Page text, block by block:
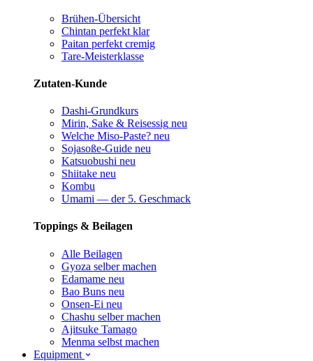
Brühen-Übersicht
Chintan perfekt klar
Paitan perfekt cremig
Tare-Meisterklasse
Zutaten-Kunde
Dashi-Grundkurs
Mirin, Sake & Reisessig neu
Welche Miso-Paste? neu
Sojasoße-Guide neu
Katsuobushi neu
Shiitake neu
Kombu
Umami — der 5. Geschmack
Toppings & Beilagen
Alle Beilagen
Gyoza selber machen
Edamame neu
Bao Buns neu
Onsen-Ei neu
Chashu selber machen
Ajitsuke Tamago
Menma selbst machen
Equipment